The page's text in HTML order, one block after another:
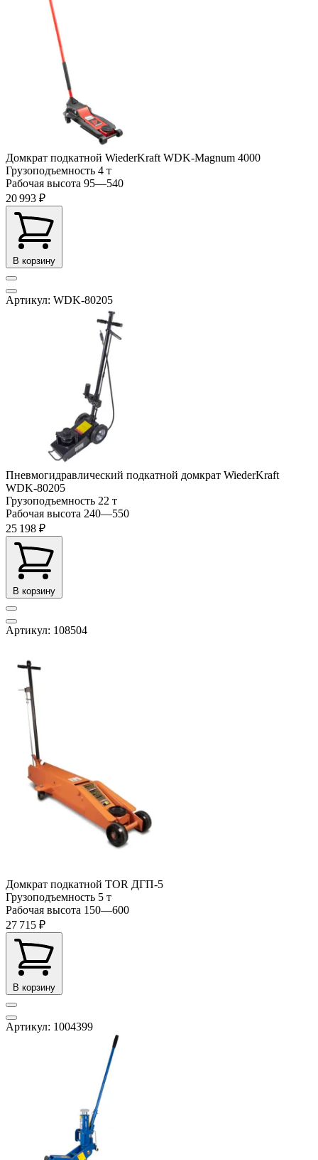
Домкрат подкатной WiederKraft WDK-Magnum 4000
Грузоподъемность 4 т
Рабочая высота 95—540
20 993 ₽
В корзину
Артикул: WDK-80205
Пневмогидравлический подкатной домкрат WiederKraft
WDK-80205
Грузоподъемность 22 т
Рабочая высота 240—550
25 198 ₽
В корзину
Артикул: 108504
Домкрат подкатной TOR ДГП-5
Грузоподъемность 5 т
Рабочая высота 150—600
27 715 ₽
В корзину
Артикул: 1004399